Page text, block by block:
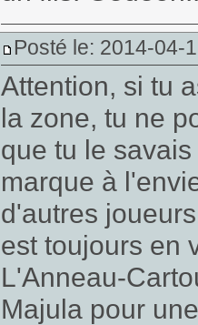
Posté le: 2014-04-
Attention, si tu
la zone, tu ne
que tu le
marque à
d'autres
est toujours en
L'Anneau-
Majula pour